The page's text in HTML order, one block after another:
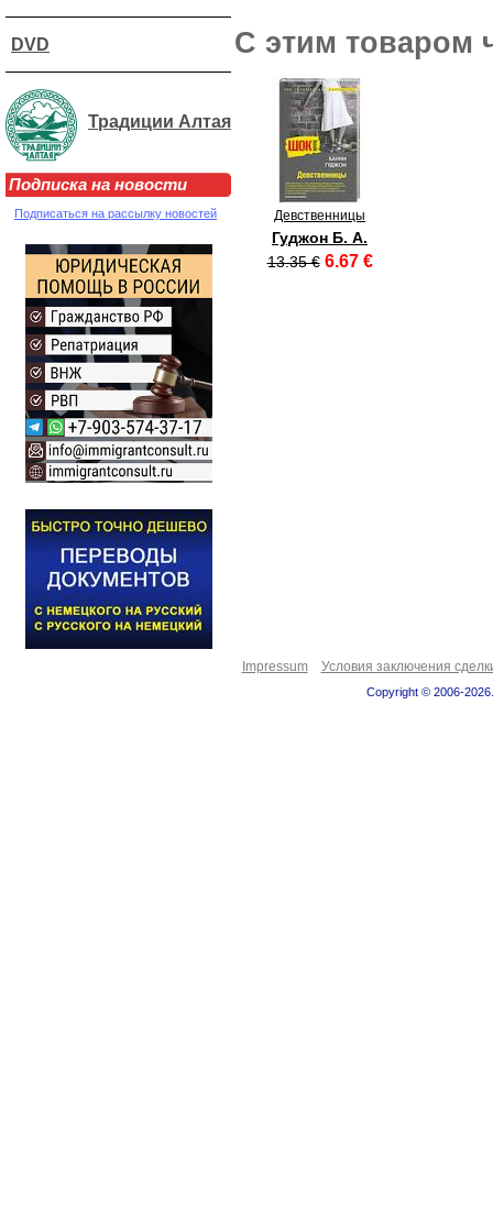
DVD
Традиции Алтая
Подписка на новости
Подписаться на рассылку новостей
С этим товаром
Девственницы
Гуджон Б. А.
13.35 € 6.67 €
Impressum Условия заключения
Copyright © 2006-